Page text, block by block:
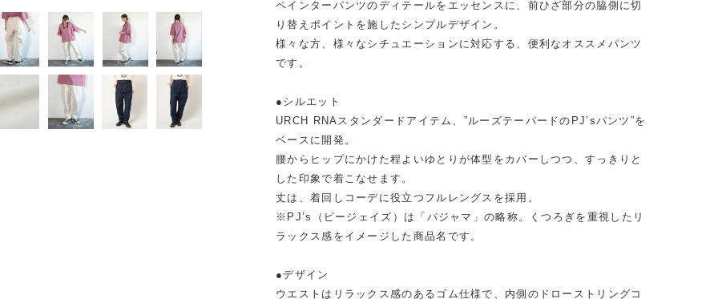
ペインターパンツのディテールをエッセンスに、前ひざ部分の脇側に切
り替えポイントを施したシンプルデザイン。
様々な方、様々なシチュエーションに対応する、便利なオススメパンツ
です。
●シルエット
URCH RNAスタンダードアイテム、”ルーズテーパードのPJ’sパンツ”を
ベースに開発。
腰からヒップにかけた程よいゆとりが体型をカバーしつつ、すっきりと
した印象で着こなせます。
丈は、着回しコーデに役立つフルレングスを採用。
※PJ’s（ピージェイズ）は「パジャマ」の略称。くつろぎを重視したリ
ラックス感をイメージした商品名です。
●デザイン
ウエストはリラックス感のあるゴム仕様で、内側のドローストリングコ